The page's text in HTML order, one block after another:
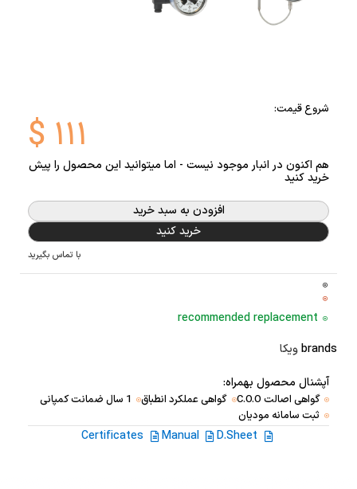
شروع قیمت:
$ ۱۱۱
هم اکنون در انبار موجود نیست - اما میتوانید این محصول را پیش
خرید کنید
افزودن به سبد خرید
خرید کنید
با تماس بگیرید
recommended replacement
brandsویکا
آپشنال محصول بهمراه:
گواهی اصالت C.O.O گواهی عملکرد انطباق
1 سال ضمانت کمپانی
ثبت سامانه مودیان
D.Sheet
Manual
Certificates